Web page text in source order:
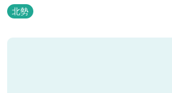
ロ、スポーツ行事では鈴鹿スポーツガーデ
も近い場所にあります。亀山市へのアクセ
工場では約10キロと鈴鹿市では近い場所と
北勢